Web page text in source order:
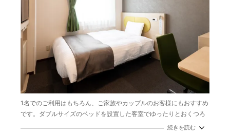
1名でのご利用はもちろん、ご家族やカップルのお客様にもおすすめ
です。ダブルサイズのベッドを設置した客室でゆったりとおくつろ
ぎください。可動式のデスクと無料インターネット接続はビジネス
続きを読む